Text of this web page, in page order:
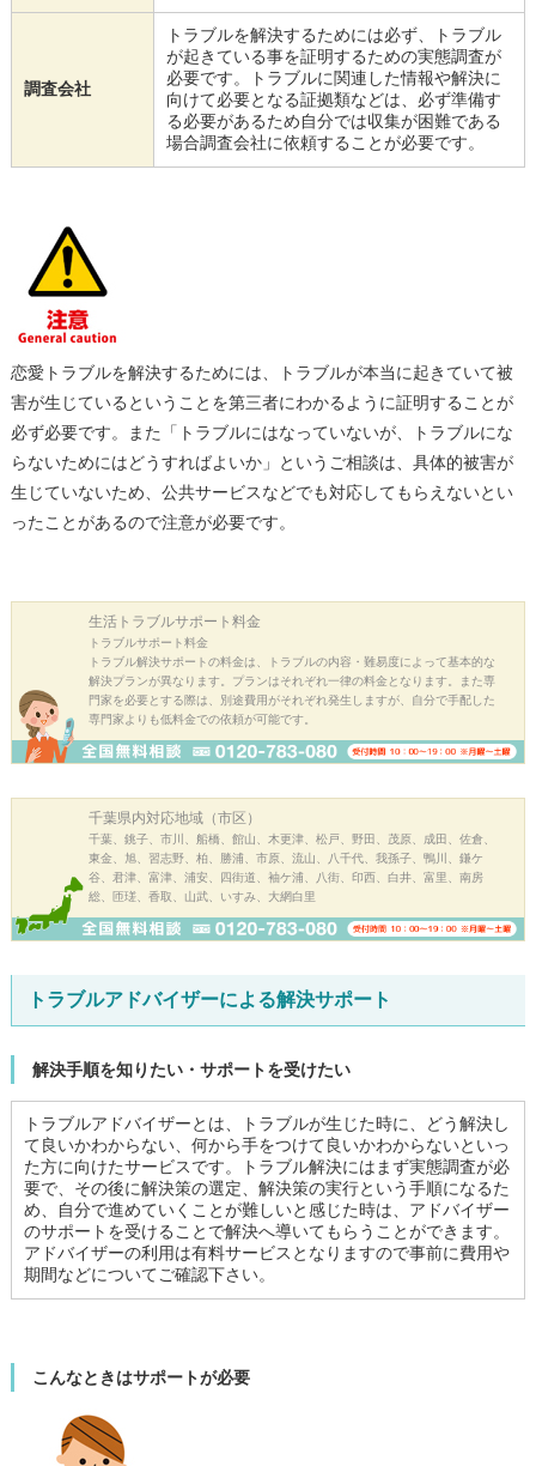
調査会社
トラブルを解決するためには必ず、トラブル
が起きている事を証明するための実態調査が
必要です。トラブルに関連した情報や解決に
向けて必要となる証拠類などは、必ず準備す
る必要があるため自分では収集が困難である
場合調査会社に依頼することが必要です。
恋愛トラブルを解決するためには、トラブルが本当に起きていて被
害が生じているということを第三者にわかるように証明することが
必ず必要です。また「トラブルにはなっていないが、トラブルにな
らないためにはどうすればよいか」というご相談は、具体的被害が
生じていないため、公共サービスなどでも対応してもらえないとい
ったことがあるので注意が必要です。
生活トラブルサポート料金
トラブルサポート料金
トラブル解決サポートの料金は、トラブルの内容・難易度によって基本的な
解決プランが異なります。プランはそれぞれ一律の料金となります。また専
門家を必要とする際は、別途費用がそれぞれ発生しますが、自分で手配した
専門家よりも低料金での依頼が可能です。
千葉県内対応地域（市区）
千葉、銚子、市川、船橋、館山、木更津、松戸、野田、茂原、成田、佐倉、
東金、旭、習志野、柏、勝浦、市原、流山、八千代、我孫子、鴨川、鎌ケ
谷、君津、富津、浦安、四街道、袖ケ浦、八街、印西、白井、富里、南房
総、匝瑳、香取、山武、いすみ、大網白里
トラブルアドバイザーによる解決サポート
解決手順を知りたい・サポートを受けたい
トラブルアドバイザーとは、トラブルが生じた時に、どう解決し
て良いかわからない、何から手をつけて良いかわからないといっ
た方に向けたサービスです。トラブル解決にはまず実態調査が必
要で、その後に解決策の選定、解決策の実行という手順になるた
め、自分で進めていくことが難しいと感じた時は、アドバイザー
のサポートを受けることで解決へ導いてもらうことができます。
アドバイザーの利用は有料サービスとなりますので事前に費用や
期間などについてご確認下さい。
こんなときはサポートが必要